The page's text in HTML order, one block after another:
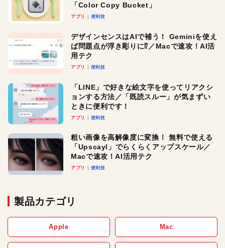
「Color Copy Bucket」
アプリ 便利技
デザインセンスはAIで補う！ Geminiを使え
ば問題点が浮き彫りに⁉︎／Macで速攻！AI活
用テク
アプリ 便利技
「LINE」で好きな絵文字を使ってリアクシ
ョンする方法／「既読スルー」が気まずい
ときに便利です！
アプリ 便利技
粗い画像を高解像度に変換！ 無料で使える
「Upscayl」でらくらくアップスケール／
Macで速攻！AI活用テク
アプリ 便利技
製品カテゴリ
Apple Mac